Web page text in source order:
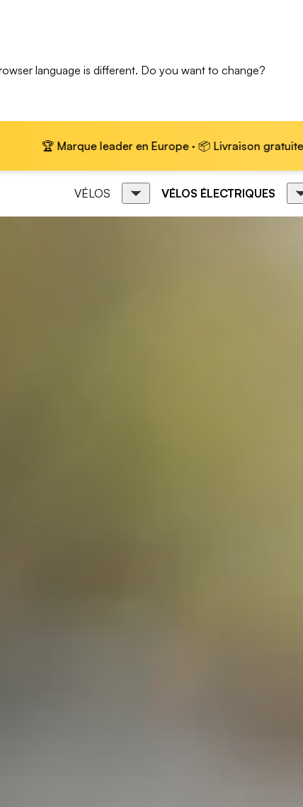
language is different. Do you want to change?
en Europe · 📦 Livraison gratuite sur les vélos électriques
VÉLOS VÉLOS ÉLECTRIQUES